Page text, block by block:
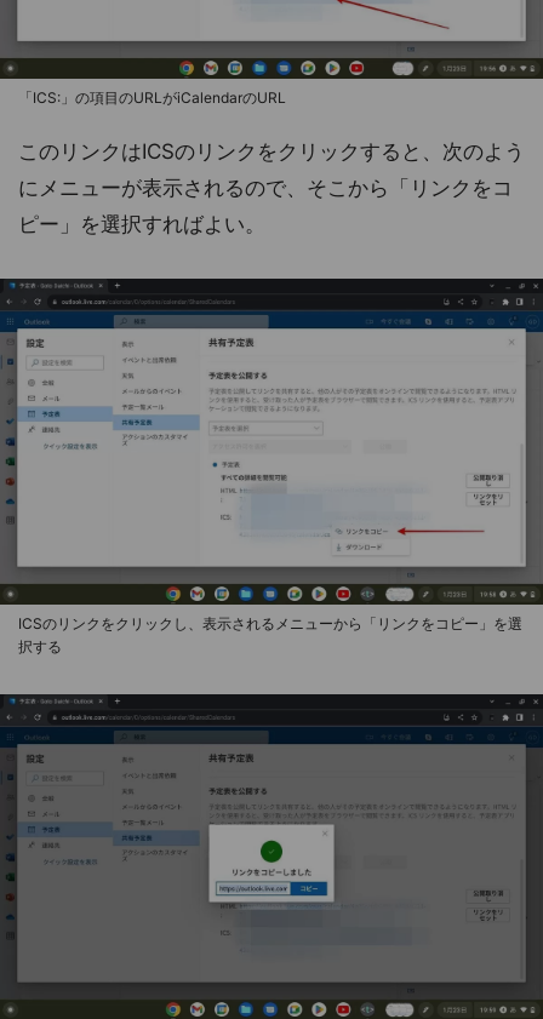
「ICS:」の項目のURLがiCalendarのURL
このリンクはICSのリンクをクリックすると、次のよう
にメニューが表示されるので、そこから「リンクをコ
ピー」を選択すればよい。
ICSのリンクをクリックし、表示されるメニューから「リンクをコピー」を選
択する